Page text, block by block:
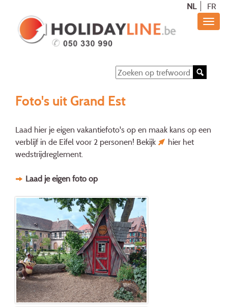
NL FR
Foto's uit Grand Est
Laad hier je eigen vakantiefoto's op en maak kans op een
verblijf in de Eifel voor 2 personen! Bekijk
hier het
wedstrijdreglement.
Laad je eigen foto op